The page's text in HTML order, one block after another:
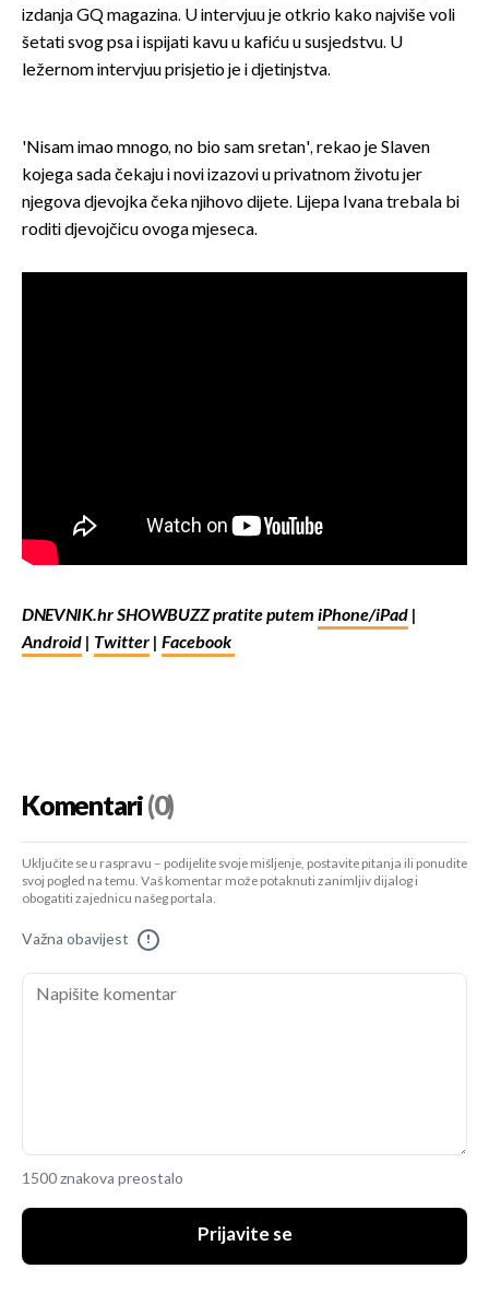
izdanja GQ magazina. U intervjuu je otkrio kako najviše voli
šetati svog psa i ispijati kavu u kafiću u susjedstvu. U
ležernom intervjuu prisjetio je i djetinjstva.
'Nisam imao mnogo, no bio sam sretan', rekao je Slaven
kojega sada čekaju i novi izazovi u privatnom životu jer
njegova djevojka čeka njihovo dijete. Lijepa Ivana trebala bi
roditi djevojčicu ovoga mjeseca.
DNEVNIK.hr SHOWBUZZ pratite putem iPhone/iPad |
Android | Twitter | Facebook
Komentari(0)
Uključite se u raspravu – podijelite svoje mišljenje, postavite pitanja ili ponudite
svoj pogled na temu. Vaš komentar može potaknuti zanimljiv dijalog i
obogatiti zajednicu našeg portala.
Važna obavijest !
1500 znakova preostalo
Prijavite se